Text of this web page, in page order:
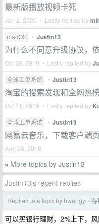
最新版播放视频卡死
Jan 2, 2020 • Lastly replied by
macOS • Justin13
为什么不同意升级协议，
Oct 28, 2019 • Lastly replied by
全球工单系统 • Justin13
淘宝的搜索发现和全网热
Oct 21, 2019 • Lastly replied by
全球工单系统 • Justin13
网易云音乐，下载客户端
Aug 26, 2019
» More topics by Justin13
Justin13's recent replies
Replied to a topic by hwangyi › 存
可以买银行理财，2%上下，